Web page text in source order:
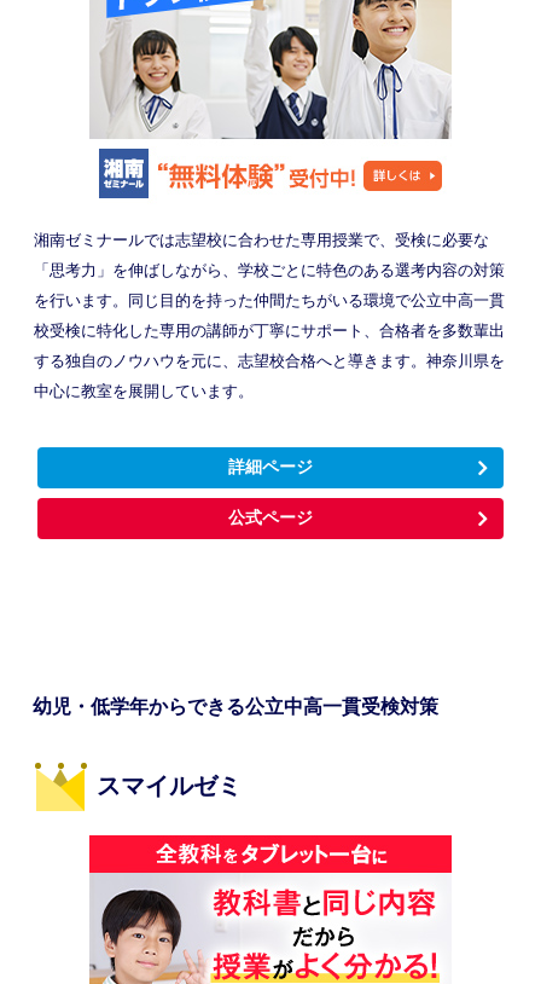
湘南ゼミナールでは志望校に合わせた専用授業で、受検に必要な
「思考力」を伸ばしながら、学校ごとに特色のある選考内容の対策
を行います。同じ目的を持った仲間たちがいる環境で公立中高一貫
校受検に特化した専用の講師が丁寧にサポート、合格者を多数輩出
する独自のノウハウを元に、志望校合格へと導きます。神奈川県を
中心に教室を展開しています。
詳細ページ
公式ページ
幼児・低学年からできる公立中高一貫受検対策
スマイルゼミ